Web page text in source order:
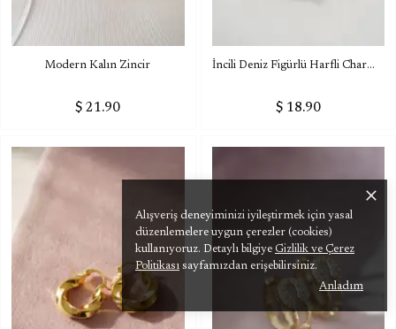
Alışveriş deneyiminizi iyileştirmek için yasal
düzenlemelere uygun çerezler (cookies)
kullanıyoruz. Detaylı bilgiye Gizlilik ve Çerez
Politikası sayfamızdan erişebilirsiniz.
Anladım
Modern Kalın Zincir
$ 21.90
İncili Deniz Figürlü Harfli Charm Kolye
$ 18.90